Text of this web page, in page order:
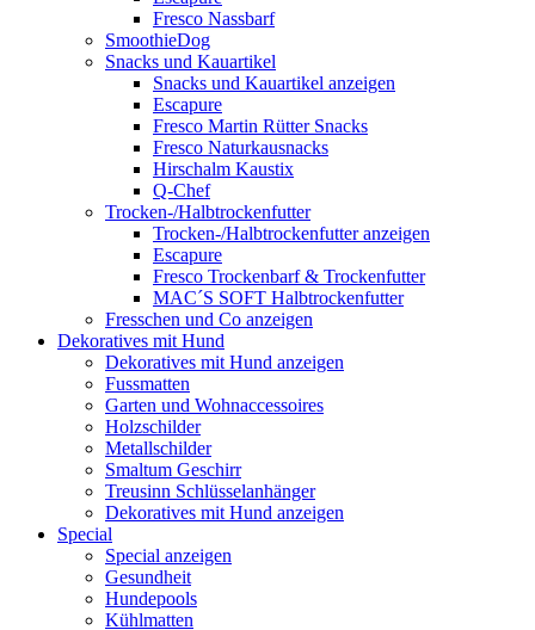
Fresco Nassbarf
SmoothieDog
Snacks und Kauartikel
Snacks und Kauartikel anzeigen
Escapure
Fresco Martin Rütter Snacks
Fresco Naturkausnacks
Hirschalm Kaustix
Q-Chef
Trocken-/Halbtrockenfutter
Trocken-/Halbtrockenfutter anzeigen
Escapure
Fresco Trockenbarf & Trockenfutter
MAC´S SOFT Halbtrockenfutter
Fresschen und Co anzeigen
Dekoratives mit Hund
Dekoratives mit Hund anzeigen
Fussmatten
Garten und Wohnaccessoires
Holzschilder
Metallschilder
Smaltum Geschirr
Treusinn Schlüsselanhänger
Dekoratives mit Hund anzeigen
Special
Special anzeigen
Gesundheit
Hundepools
Kühlmatten